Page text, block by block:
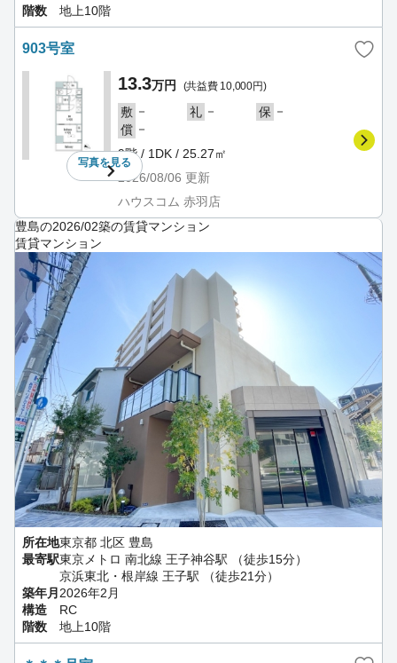
階数
地上10階
903号室
写真を見る
13.3万円 (共益費 10,000円)
敷 － 礼 － 保 －
償 －
9階 / 1DK / 25.27㎡
2026/08/06 更新
ハウスコム 赤羽店
豊島の2026/02築の賃貸マンション
賃貸マンション
所在地東京都 北区 豊島
最寄駅東京メトロ 南北線 王子神谷駅 （徒歩15分）
京浜東北・根岸線 王子駅 （徒歩21分）
築年月 2026年2月
構造
RC
階数
地上10階